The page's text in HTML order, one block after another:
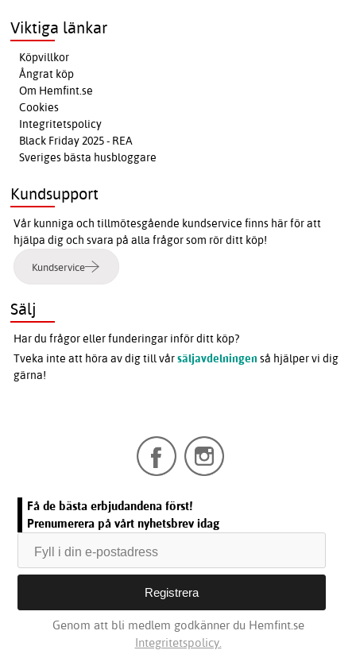
Viktiga länkar
Köpvillkor
Ångrat köp
Om Hemfint.se
Cookies
Integritetspolicy
Black Friday 2025 - REA
Sveriges bästa husbloggare
Kundsupport
Vår kunniga och tillmötesgående kundservice finns här för att
hjälpa dig och svara på alla frågor som rör ditt köp!
Kundservice
Sälj
Har du frågor eller funderingar inför ditt köp?
Tveka inte att höra av dig till vårsäljavdelningen så hjälper vi dig
gärna!
Få de bästa erbjudandena först!
Prenumerera på vårt nyhetsbrev idag
Genom att bli medlem godkänner du Hemfint.se
Integritetspolicy.